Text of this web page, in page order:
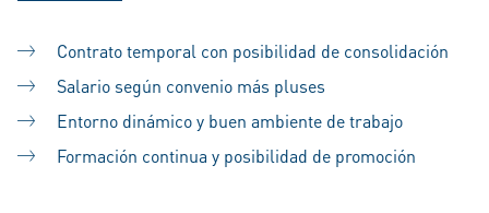
Contrato temporal con posibilidad de consolidación
Salario según convenio más pluses
Entorno dinámico y buen ambiente de trabajo
Formación continua y posibilidad de promoción